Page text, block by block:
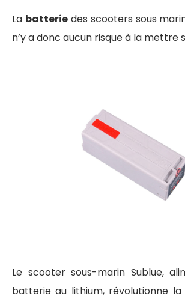
La batteriedes scooters sous
n’y a donc aucun risque à la mettre
Le scooter sous-marin Sublue,
batterie au lithium, révolutionne